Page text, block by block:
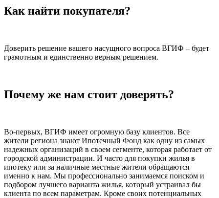
Как найти покупателя?
Доверить решение вашего насущного вопроса ВГИФ – будет
грамотным и единственно верным решением.
Почему же нам стоит доверять?
Во-первых, ВГИФ имеет огромную базу клиентов. Все
жители региона знают Ипотечный Фонд как одну из самых
надежных организаций в своем сегменте, которая работает от
городской администрации. И часто для покупки жилья в
ипотеку или за наличные местные жители обращаются
именно к нам. Мы профессионально занимаемся поиском и
подбором лучшего варианта жилья, который устраивал бы
клиента по всем параметрам. Кроме своих потенциальных